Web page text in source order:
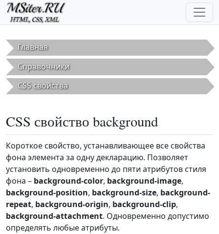
Перейти к основному содержанию
Главная
Справочники
CSS свойства
CSS свойство background
Короткое свойство, устанавливающее все свойства
фона элемента за одну декларацию. Позволяет
установить одновременно до пяти атрибутов стиля
фона – background-color, background-image,
background-position, background-size, background-
repeat, background-origin, background-clip,
background-attachment. Одновременно допустимо
определять любые атрибуты.